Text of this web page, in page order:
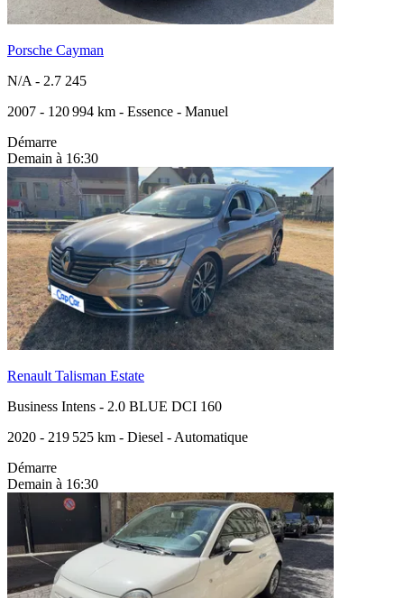
Porsche Cayman
N/A - 2.7 245
2007 - 120 994 km - Essence - Manuel
Démarre
Demain à 16:30
Renault Talisman Estate
Business Intens - 2.0 BLUE DCI 160
2020 - 219 525 km - Diesel - Automatique
Démarre
Demain à 16:30